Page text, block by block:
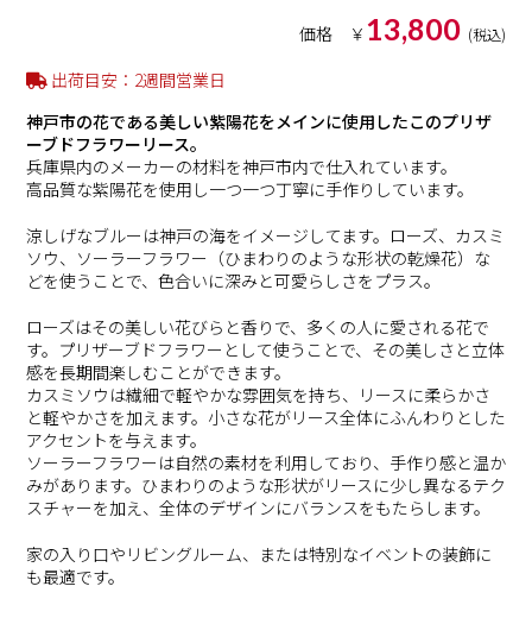
価格 ￥ 13,800 (税込)
出荷目安：2週間営業日
神戸市の花である美しい紫陽花をメインに使用したこのプリザ
ーブドフラワーリース。
兵庫県内のメーカーの材料を神戸市内で仕入れています。
高品質な紫陽花を使用し一つ一つ丁寧に手作りしています。
涼しげなブルーは神戸の海をイメージしてます。ローズ、カスミ
ソウ、ソーラーフラワー（ひまわりのような形状の乾燥花）な
どを使うことで、色合いに深みと可愛らしさをプラス。
ローズはその美しい花びらと香りで、多くの人に愛される花で
す。プリザーブドフラワーとして使うことで、その美しさと立体
感を長期間楽しむことができます。
カスミソウは繊細で軽やかな雰囲気を持ち、リースに柔らかさ
と軽やかさを加えます。小さな花がリース全体にふんわりとした
アクセントを与えます。
ソーラーフラワーは自然の素材を利用しており、手作り感と温か
みがあります。ひまわりのような形状がリースに少し異なるテク
スチャーを加え、全体のデザインにバランスをもたらします。
家の入り口やリビングルーム、または特別なイベントの装飾に
も最適です。